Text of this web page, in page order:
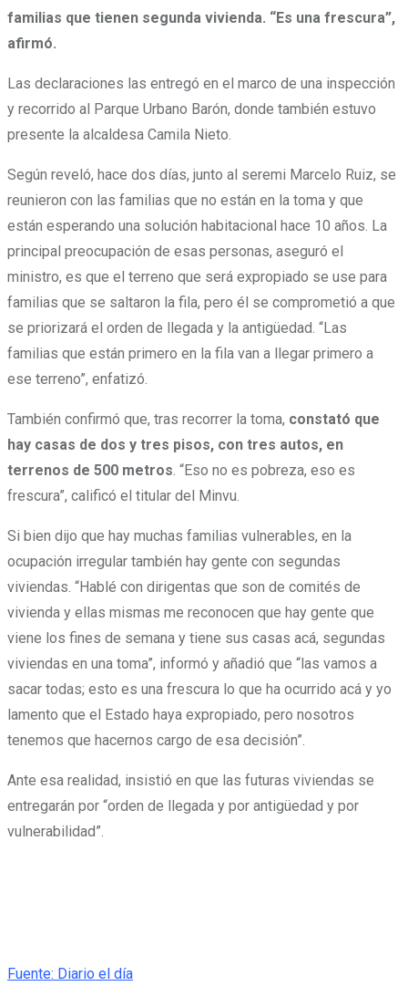
familias que tienen segunda vivienda. “Es una frescura”,
afirmó.
Las declaraciones las entregó en el marco de una inspección
y recorrido al Parque Urbano Barón, donde también estuvo
presente la alcaldesa Camila Nieto.
Según reveló, hace dos días, junto al seremi Marcelo Ruiz, se
reunieron con las familias que no están en la toma y que
están esperando una solución habitacional hace 10 años. La
principal preocupación de esas personas, aseguró el
ministro, es que el terreno que será expropiado se use para
familias que se saltaron la fila, pero él se comprometió a que
se priorizará el orden de llegada y la antigüedad. “Las
familias que están primero en la fila van a llegar primero a
ese terreno”, enfatizó.
También confirmó que, tras recorrer la toma, constató que
hay casas de dos y tres pisos, con tres autos, en
terrenos de 500 metros “Eso no es pobreza, eso es
frescura”, calificó el titular del Minvu.
Si bien dijo que hay muchas familias vulnerables, en la
ocupación irregular también hay gente con segundas
viviendas. “Hablé con dirigentas que son de comités de
vivienda y ellas mismas me reconocen que hay gente que
viene los fines de semana y tiene sus casas acá, segundas
viviendas en una toma”, informó y añadió que “las vamos a
sacar todas; esto es una frescura lo que ha ocurrido acá y yo
lamento que el Estado haya expropiado, pero nosotros
tenemos que hacernos cargo de esa decisión”.
Ante esa realidad, insistió en que las futuras viviendas se
entregarán por “orden de llegada y por antigüedad y por
vulnerabilidad”.
Fuente: Diario el día